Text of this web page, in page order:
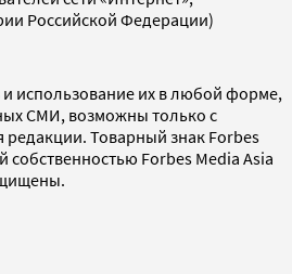
Российской Федерации)
использование их в любой форме,
СМИ, возможны только с
Товарный знак Forbes
собственностью Forbes Media Asia